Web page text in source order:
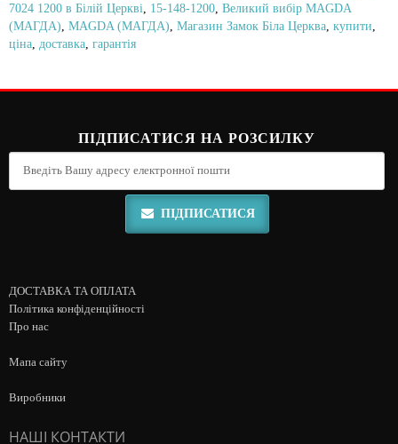
7024 1200 в Білій Церкві
15-148-1200 Великий вибір MAGDA
(МАГДА) MAGDA (МАГДА) Магазин Замок Біла Церква купити
ціна доставка гарантія
ПІДПИСАТИСЯ НА РОЗСИЛКУ
ПІДПИСАТИСЯ
ДОСТАВКА ТА ОПЛАТА
Політика конфіденційності
Про нас
Мапа сайту
Виробники
НАШІ КОНТАКТИ